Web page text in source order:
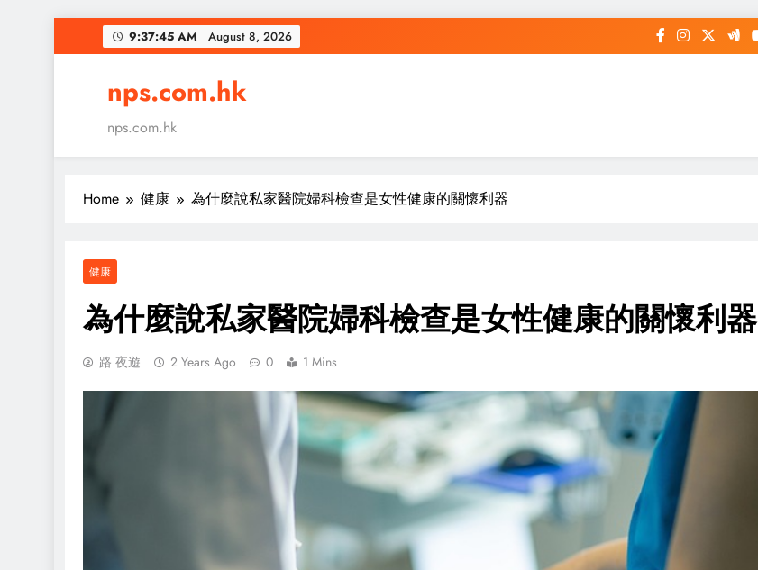
to
9:37:46 AM August 8, 2026
nps.com.hk
nps.com.hk
Home 健康 為什麼說私家醫院婦科檢查是女性健康的關懷利器
健康
為什麼說私家醫院婦科檢查是女性健康的關懷利器
路 夜遊 2 Years Ago 0 1 Mins